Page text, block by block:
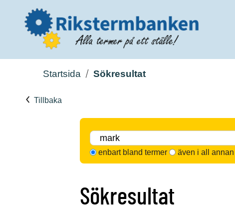
Startsida Sökresultat
Tillbaka
enbart bland termer
även i all annan
Sökresultat